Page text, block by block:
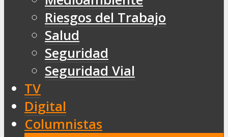
Riesgos del Trabajo
Salud
Seguridad
Seguridad Vial
TV
Digital
Columnistas